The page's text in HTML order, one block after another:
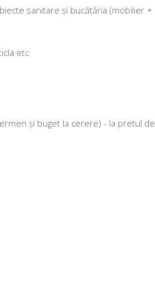
sanitare și bucătăria (mobilier +
etc
și buget la cerere) - la pretul de